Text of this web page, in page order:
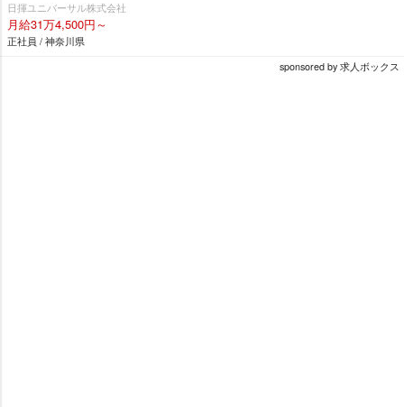
日揮ユニバーサル株式会社
月給31万4,500円～
正社員 / 神奈川県
sponsored by 求人ボックス